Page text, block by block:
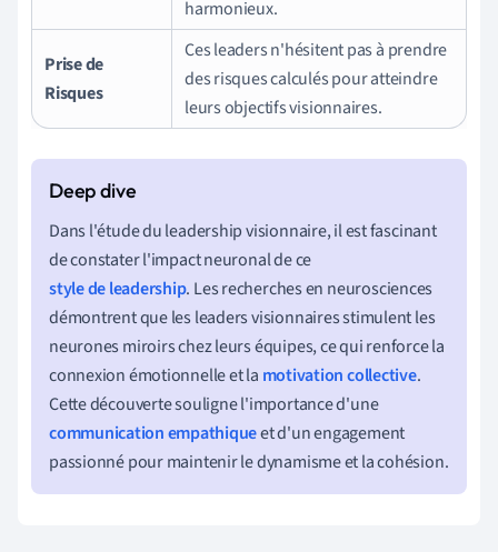
harmonieux.
Prise de
Risques
Ces leaders n'hésitent pas à prendre
des risques calculés pour atteindre
leurs objectifs visionnaires.
Dans l'étude du leadership visionnaire, il est fascinant
de constater l'impact neuronal de ce
style de leadership. Les recherches en neurosciences
démontrent que les leaders visionnaires stimulent les
neurones miroirs chez leurs équipes, ce qui renforce la
connexion émotionnelle et la motivation collective.
Cette découverte souligne l'importance d'une
communication empathiqueet d'un engagement
passionné pour maintenir le dynamisme et la cohésion.